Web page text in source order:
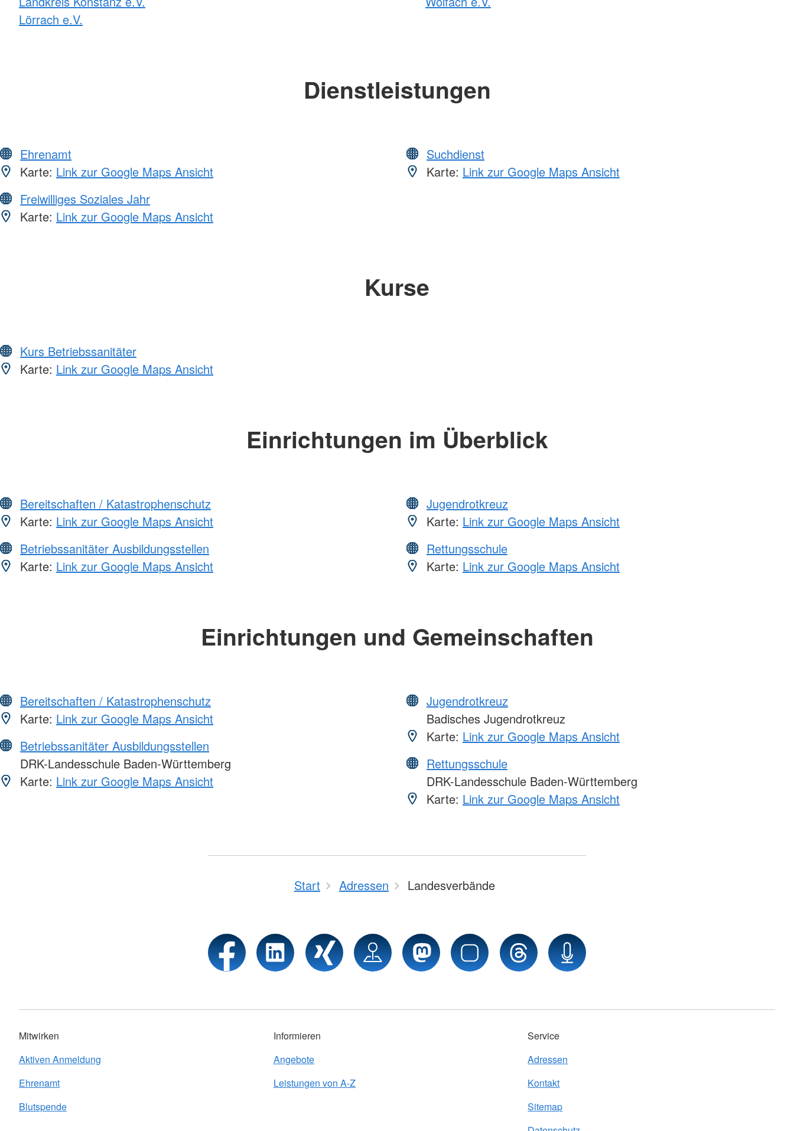
Lörrach e.V.
Dienstleistungen
Ehrenamt
Karte: Link zur Google Maps Ansicht
Freiwilliges Soziales Jahr
Karte: Link zur Google Maps Ansicht
Suchdienst
Karte: Link zur Google Maps Ansicht
Kurse
Kurs Betriebssanitäter
Karte: Link zur Google Maps Ansicht
Einrichtungen im Überblick
Bereitschaften / Katastrophenschutz
Karte: Link zur Google Maps Ansicht
Betriebssanitäter Ausbildungsstellen
Karte: Link zur Google Maps Ansicht
Jugendrotkreuz
Karte: Link zur Google Maps Ansicht
Rettungsschule
Karte: Link zur Google Maps Ansicht
Einrichtungen und Gemeinschaften
Bereitschaften / Katastrophenschutz
Karte: Link zur Google Maps Ansicht
Betriebssanitäter Ausbildungsstellen
DRK-Landesschule Baden-Württemberg
Karte: Link zur Google Maps Ansicht
Jugendrotkreuz
Badisches Jugendrotkreuz
Karte: Link zur Google Maps Ansicht
Rettungsschule
DRK-Landesschule Baden-Württemberg
Karte: Link zur Google Maps Ansicht
Start Adressen Landesverbände
Mitwirken
Aktiven Anmeldung
Ehrenamt
Blutspende
Informieren
Angebote
Leistungen von A-Z
Service
Adressen
Kontakt
Sitemap